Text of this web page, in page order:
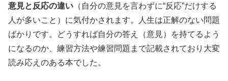
意見と反応の違い （自分の意見を言わずに“反応”だけする
人が多いこと）に気付かされます。人生は正解のない問題
ばかりです。どうすれば自分の答え（意見）を持てるよう
になるのか、練習方法や練習問題まで記載されており大変
読み応えのある本でした。